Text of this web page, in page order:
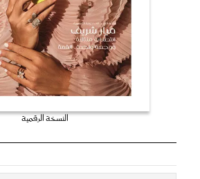
النسخة الرقمية